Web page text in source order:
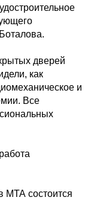
дверей
как
и
Все
МТА состоится